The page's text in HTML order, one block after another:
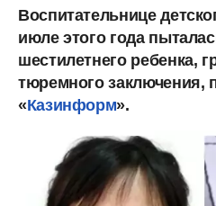
Воспитательнице
июле этого года
шестилетнего ребенка,
тюремного заключения,
«Казинформ».